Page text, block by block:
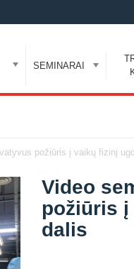
SEMINARAI
požiūris į vaikų fizinį
Video
požiūris į
dalis